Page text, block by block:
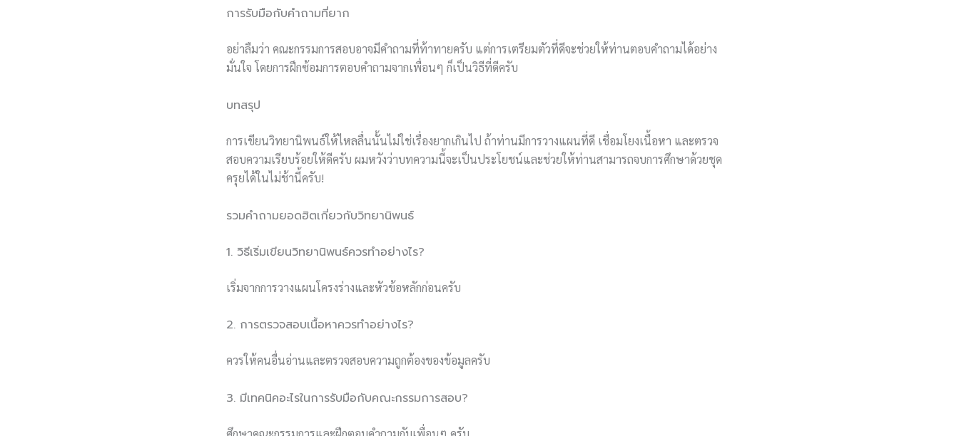
การรับมือกับคำถามที่ยาก
อย่าลืมว่า คณะกรรมการสอบอาจมีคำถามที่ท้าทายครับ แต่การเตรียมตัวที่ดีจะช่วยให้ท่านตอบคำถามได้อย่าง
มั่นใจ โดยการฝึกซ้อมการตอบคำถามจากเพื่อนๆ ก็เป็นวิธีที่ดีครับ
บทสรุป
การเขียนวิทยานิพนธ์ให้ไหลลื่นนั้นไม่ใช่เรื่องยากเกินไป ถ้าท่านมีการวางแผนที่ดี เชื่อมโยงเนื้อหา และตรวจ
สอบความเรียบร้อยให้ดีครับ ผมหวังว่าบทความนี้จะเป็นประโยชน์และช่วยให้ท่านสามารถจบการศึกษาด้วยชุด
ครุยได้ในไม่ช้านี้ครับ!
รวมคำถามยอดฮิตเกี่ยวกับวิทยานิพนธ์
1. วิธีเริ่มเขียนวิทยานิพนธ์ควรทำอย่างไร?
เริ่มจากการวางแผนโครงร่างและหัวข้อหลักก่อนครับ
2. การตรวจสอบเนื้อหาควรทำอย่างไร?
ควรให้คนอื่นอ่านและตรวจสอบความถูกต้องของข้อมูลครับ
3. มีเทคนิคอะไรในการรับมือกับคณะกรรมการสอบ?